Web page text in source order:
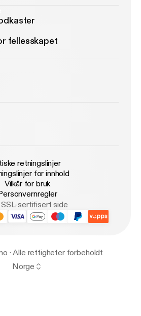
fellesskapet
retningslinjer
for innhold
Vilkår for bruk
SSL-sertifisert side
· Alle rettigheter forbeholdt
Norge